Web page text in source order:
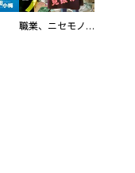
職業、ニセモノ～あなたに偽は見抜けない【電子単行本版】